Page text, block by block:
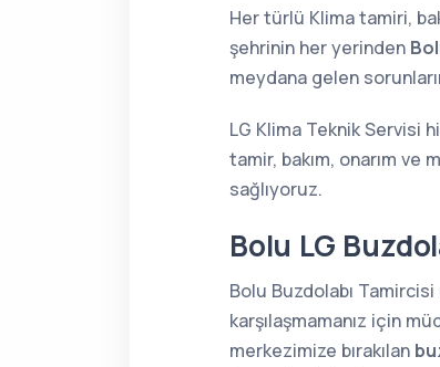
Her türlü Klima tamiri,
şehrinin her yerinden
meydana gelen
LG Klima Teknik Servisi
tamir, bakım, onarım
sağlıyoruz.
Bolu LG
Bolu Buzdolabı
karşılaşmamanız için
merkezimize bırakılan